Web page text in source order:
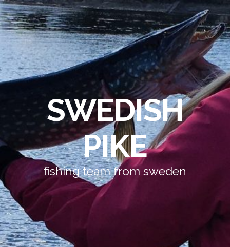
SWEDISH
PIKE
fishing team from sweden